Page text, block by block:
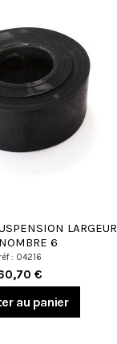
LARGEUR
6
réf : 04216
€
au panier